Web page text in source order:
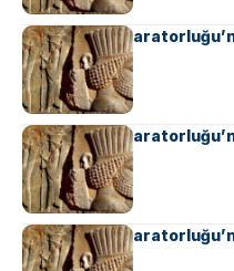
Ahameniş
Ahameniş
Ahameniş